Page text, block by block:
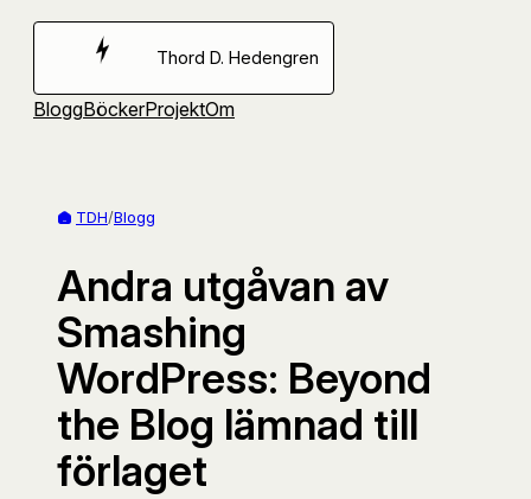
Hoppa
Thord D. Hedengren
BloggBöckerProjektOm
TDH/Blogg
Andra utgåvan av
Smashing
WordPress: Beyond
the Blog lämnad till
förlaget